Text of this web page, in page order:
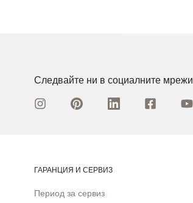
Следвайте ни в социалните мрежи
ГАРАНЦИЯ И СЕРВИЗ
Период за сервиз